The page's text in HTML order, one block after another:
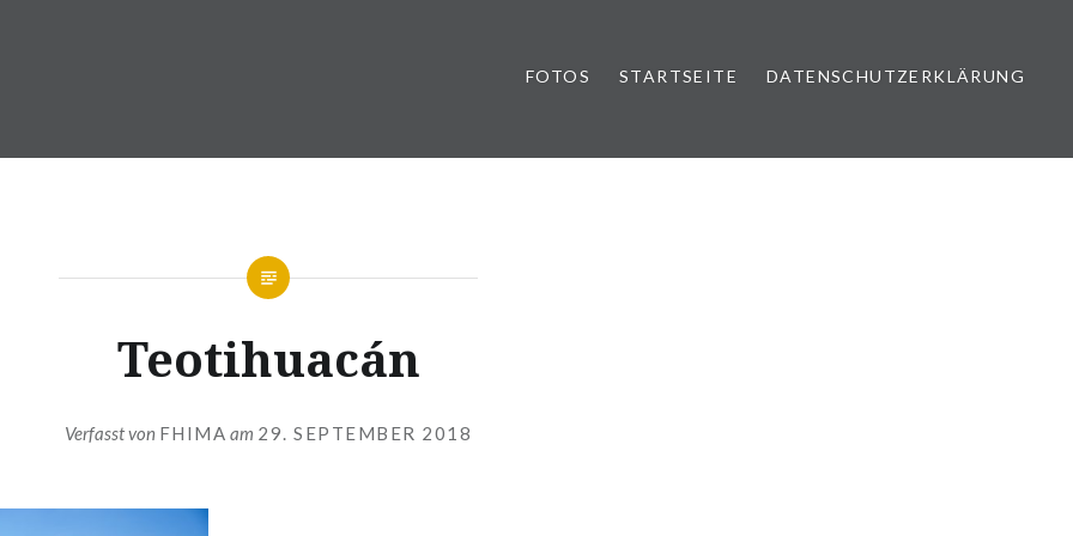
FOTOS STARTSEITE DATENSCHUTZERKLÄRUNG
Teotihuacán
Verfasst von FHIMA am 29. SEPTEMBER 2018